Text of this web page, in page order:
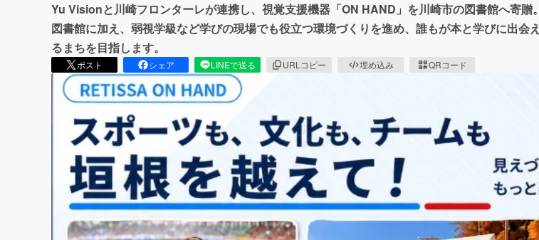
Yu Visionと川崎フロンターレが連携し、視覚支援機器「ON HAND」を川崎市の図書館へ寄贈。
図書館に加え、弱視学級など学びの現場でも役立つ環境づくりを進め、誰もが本と学びに出会え
るまちを目指します。
ポスト シェア LINEで送る URLコピー 埋め込み QRコード